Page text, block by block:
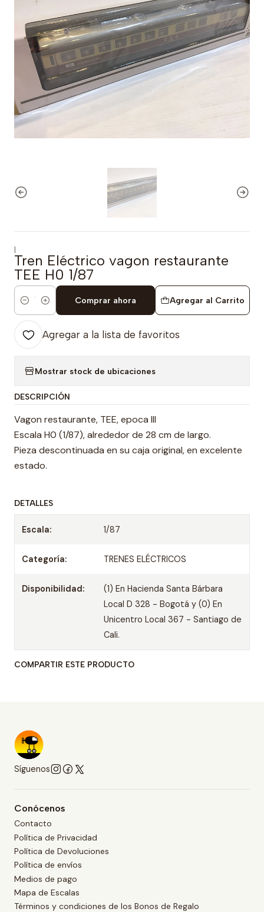
|
Tren Eléctrico vagon restaurante
TEE H0 1/87
Cantidad
Agregar al Carrito
Comprar ahora
Agregar a la lista de favoritos
Mostrar stock de ubicaciones
DESCRIPCIÓN
Vagon restaurante, TEE, epoca III
Escala H0 (1/87), alrededor de 28 cm de largo.
Pieza descontinuada en su caja original, en excelente
estado.
DETALLES
Escala: 1/87
Categoría: TRENES ELÉCTRICOS
Disponibilidad:
(1) En Hacienda Santa Bárbara
Local D 328 - Bogotá y (0) En
Unicentro Local 367 - Santiago de
Cali.
COMPARTIR ESTE PRODUCTO
Síguenos
Conócenos
Contacto
Política de Privacidad
Política de Devoluciones
Política de envíos
Medios de pago
Mapa de Escalas
Términos y condiciones de los Bonos de Regalo